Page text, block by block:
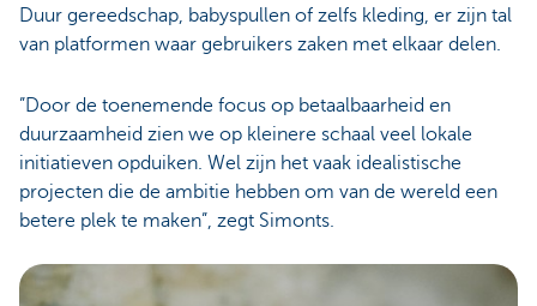
Duur gereedschap, babyspullen of zelfs kleding, er zijn tal
van platformen waar gebruikers zaken met elkaar delen.
”Door de toenemende focus op betaalbaarheid en
duurzaamheid zien we op kleinere schaal veel lokale
initiatieven opduiken. Wel zijn het vaak idealistische
projecten die de ambitie hebben om van de wereld een
betere plek te maken”, zegt Simonts.